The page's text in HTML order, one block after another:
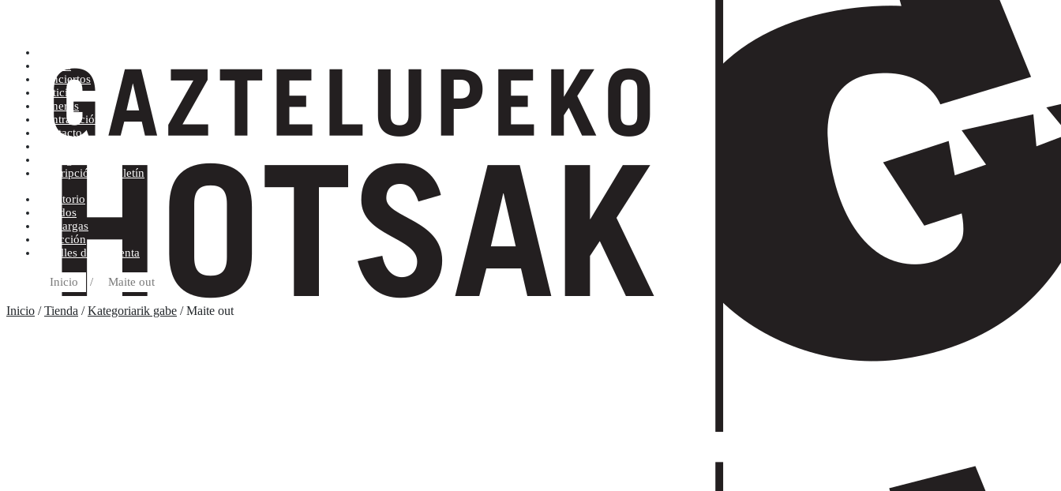
Tienda
Conciertos
Noticias
Géneros
Contratación
Contacto
Suscripción al boletín
Escritorio
Pedidos
Descargas
Dirección
Detalles de la cuenta
Inicio / Maite out
Inicio /Tienda /Kategoriarik gabe / Maite out